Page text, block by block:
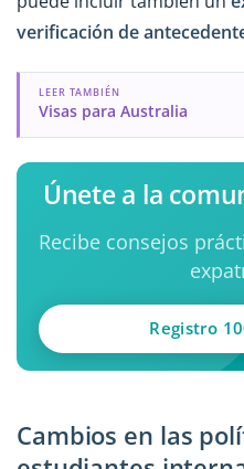
verificación de
LEER TAMBIÉN
Visas para Australia
Únete a la
Recibe consejos
Registro
Cambios en las